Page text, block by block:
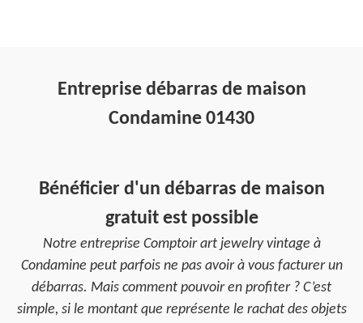
Entreprise débarras de maison
Condamine 01430
Bénéficier d'un débarras de maison
gratuit est possible
Notre entreprise Comptoir art jewelry vintage à
Condamine peut parfois ne pas avoir à vous facturer un
débarras. Mais comment pouvoir en profiter ? C’est
simple, si le montant que représente le rachat des objets